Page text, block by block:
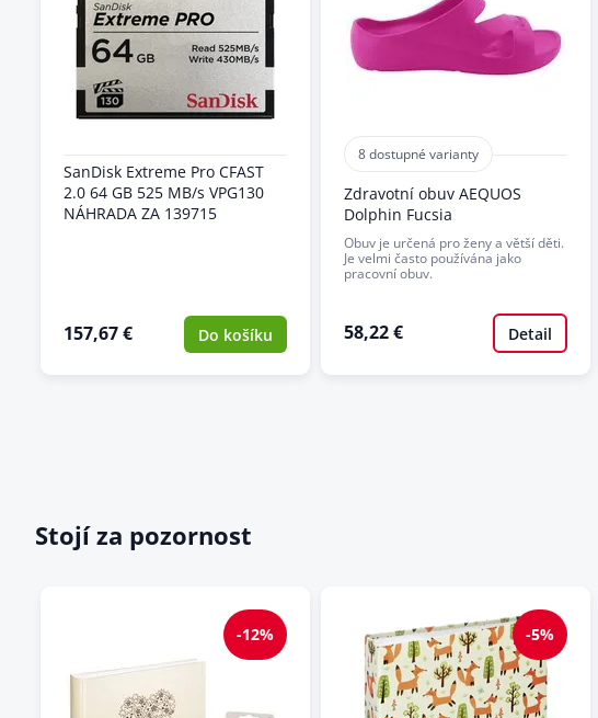
SanDisk Extreme Pro CFAST
2.0 64 GB 525 MB/s VPG130
NÁHRADA ZA 139715
157,67 € Do košíku
8 dostupné varianty
Zdravotní obuv AEQUOS
Dolphin Fucsia
Obuv je určená pro ženy a větší děti.
Je velmi často používána jako
pracovní obuv.
58,22 € Detail
Stojí za pozornost
-12% -5%